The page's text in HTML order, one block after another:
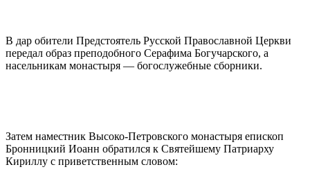
В дар обители Предстоятель Русской Православной Церкви
передал образ преподобного Серафима Богучарского, а
насельникам монастыря — богослужебные сборники.
Затем наместник Высоко-Петровского монастыря епископ
Бронницкий Иоанн обратился к Святейшему Патриарху
Кириллу с приветственным словом: